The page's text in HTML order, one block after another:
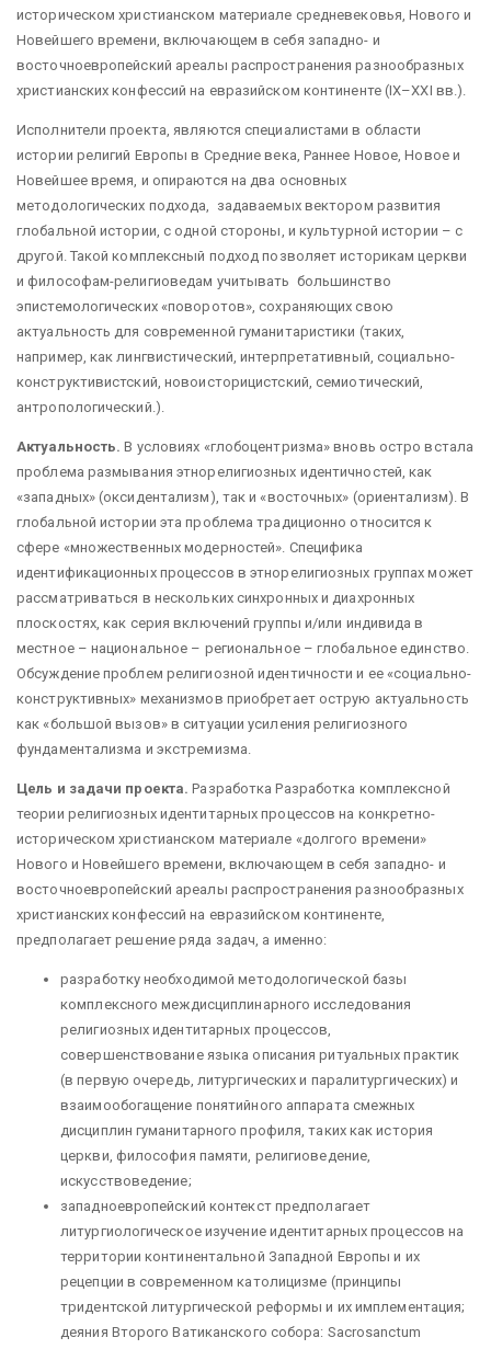
историческом христианском материале средневековья, Нового и
Новейшего времени, включающем в себя западно- и
восточноевропейский ареалы распространения разнообразных
христианских конфессий на евразийском континенте (IX–XXI вв.).
Исполнители проекта, являются специалистами в области
истории религий Европы в Средние века, Раннее Новое, Новое и
Новейшее время, и опираются на два основных
методологических подхода, задаваемых вектором развития
глобальной истории, с одной стороны, и культурной истории – с
другой. Такой комплексный подход позволяет историкам церкви
и философам-религиоведам учитывать большинство
эпистемологических «поворотов», сохраняющих свою
актуальность для современной гуманитаристики (таких,
например, как лингвистический, интерпретативный, социально-
конструктивистский, новоисторицистский, семиотический,
антропологический.).
Актуальность.В условиях «глобоцентризма» вновь остро встала
проблема размывания этнорелигиозных идентичностей, как
«западных» (оксидентализм), так и «восточных» (ориентализм). В
глобальной истории эта проблема традиционно относится к
сфере «множественных модерностей». Специфика
идентификационных процессов в этнорелигиозных группах может
рассматриваться в нескольких синхронных и диахронных
плоскостях, как серия включений группы и/или индивида в
местное – национальное – региональное – глобальное единство.
Обсуждение проблем религиозной идентичности и ее «социально-
конструктивных» механизмов приобретает острую актуальность
как «большой вызов» в ситуации усиления религиозного
фундаментализма и экстремизма.
Цель и задачи проекта.Разработка Разработка комплексной
теории религиозных идентитарных процессов на конкретно-
историческом христианском материале «долгого времени»
Нового и Новейшего времени, включающем в себя западно- и
восточноевропейский ареалы распространения разнообразных
христианских конфессий на евразийском континенте,
предполагает решение ряда задач, а именно:
разработку необходимой методологической базы
комплексного междисциплинарного исследования
религиозных идентитарных процессов,
совершенствование языка описания ритуальных практик
(в первую очередь, литургических и паралитургических) и
взаимообогащение понятийного аппарата смежных
дисциплин гуманитарного профиля, таких как история
церкви, философия памяти, религиоведение,
искусствоведение;
западноевропейский контекст предполагает
литургиологическое изучение идентитарных процессов на
территории континентальной Западной Европы и их
рецепции в современном католицизме (принципы
тридентской литургической реформы и их имплементация;
деяния Второго Ватиканского собора: Sacrosanctum